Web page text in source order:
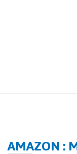
AMAZON :